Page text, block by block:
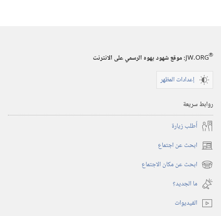
JW.ORG®
:‏ موقع شهود يهوه الرسمي على الانترنت
إعدادات المظهر
روابط سريعة
أُطلب زيارة
ابحث عن اجتماع (يفتح
نافذة
جديدة)
ابحث عن مكان الاجتماع (يفتح
نافذة
جديدة)
ما الجديد؟‏
الفيديوات